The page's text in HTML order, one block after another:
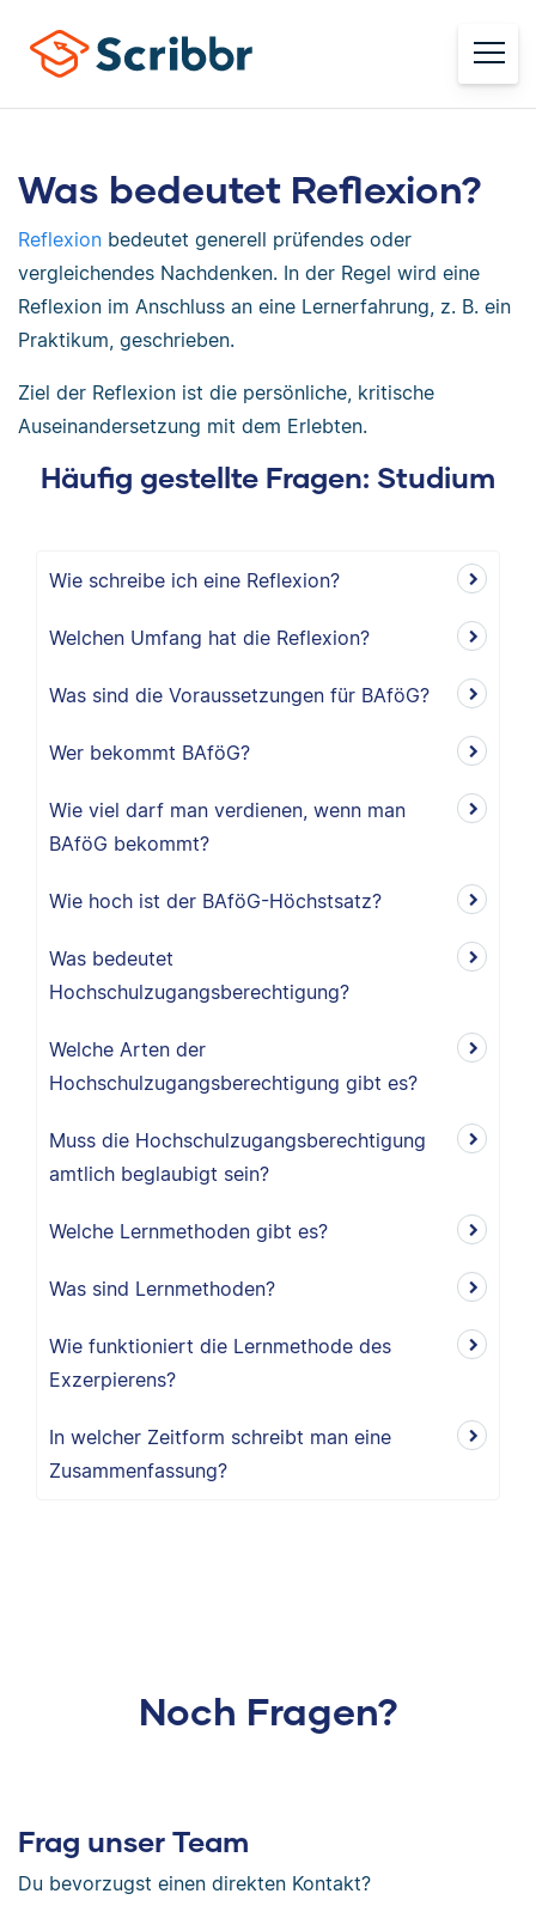
Was bedeutet Reflexion?
Reflexion bedeutet generell prüfendes oder
vergleichendes Nachdenken. In der Regel wird eine
Reflexion im Anschluss an eine Lernerfahrung, z. B. ein
Praktikum, geschrieben.
Ziel der Reflexion ist die persönliche, kritische
Auseinandersetzung mit dem Erlebten.
Häufig gestellte Fragen: Studium
Wie schreibe ich eine Reflexion?
Welchen Umfang hat die Reflexion?
Was sind die Voraussetzungen für BAföG?
Wer bekommt BAföG?
Wie viel darf man verdienen, wenn man
BAföG bekommt?
Wie hoch ist der BAföG-Höchstsatz?
Was bedeutet
Hochschulzugangsberechtigung?
Welche Arten der
Hochschulzugangsberechtigung gibt es?
Muss die Hochschulzugangsberechtigung
amtlich beglaubigt sein?
Welche Lernmethoden gibt es?
Was sind Lernmethoden?
Wie funktioniert die Lernmethode des
Exzerpierens?
In welcher Zeitform schreibt man eine
Zusammenfassung?
Noch Fragen?
Frag unser Team
Du bevorzugst einen direkten Kontakt?